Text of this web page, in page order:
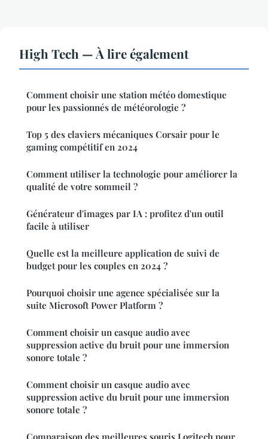
High Tech — À lire également
Comment choisir une station météo domestique
pour les passionnés de météorologie ?
Top 5 des claviers mécaniques Corsair pour le
gaming compétitif en 2024
Comment utiliser la technologie pour améliorer la
qualité de votre sommeil ?
Générateur d'images par IA : profitez d'un outil
facile à utiliser
Quelle est la meilleure application de suivi de
budget pour les couples en 2024 ?
Pourquoi choisir une agence spécialisée sur la
suite Microsoft Power Platform ?
Comment choisir un casque audio avec
suppression active du bruit pour une immersion
sonore totale ?
Comment choisir un casque audio avec
suppression active du bruit pour une immersion
sonore totale ?
Comparaison des meilleures souris Logitech pour